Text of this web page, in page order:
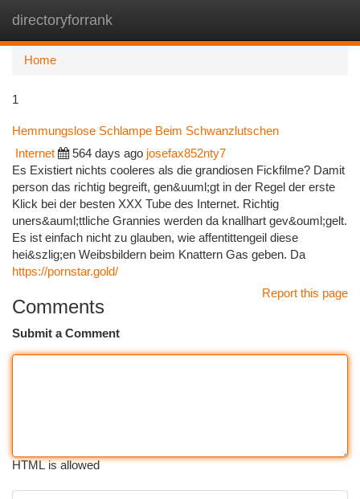
directoryforrank
Home
1
Hemmungslose Schlampe Beim Schwanzlutschen
Internet 564 days ago josefax852nty7
Es Existiert nichts cooleres als die grandiosen Fickfilme? Damit
person das richtig begreift, gen&uuml;gt in der Regel der erste
Klick bei der besten XXX Tube des Internet. Richtig
uners&auml;ttliche Grannies werden da knallhart gev&ouml;gelt.
Es ist einfach nicht zu glauben, wie affentittengeil diese
hei&szlig;en Weibsbildern beim Knattern Gas geben. Da
https://pornstar.gold/
Report this page
Comments
Submit a Comment
HTML is allowed